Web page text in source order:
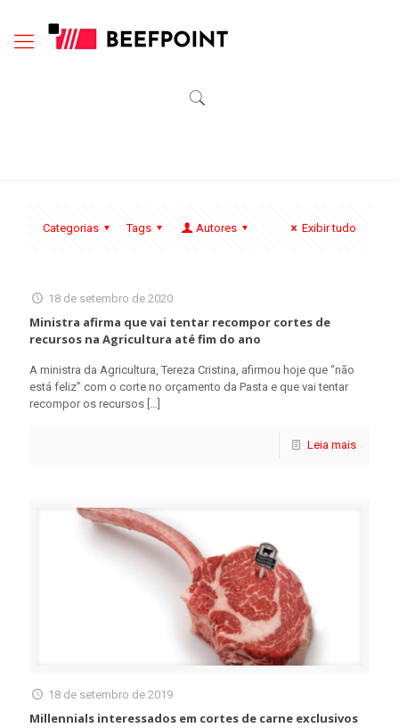
Categorias Tags Autores Exibir tudo
18 de setembro de 2020
Ministra afirma que vai tentar recompor cortes de
recursos na Agricultura até fim do ano
A ministra da Agricultura, Tereza Cristina, afirmou hoje que “não
está feliz” com o corte no orçamento da Pasta e que vai tentar
recompor os recursos […]
Leia mais
18 de setembro de 2019
Millennials interessados em cortes de carne exclusivos